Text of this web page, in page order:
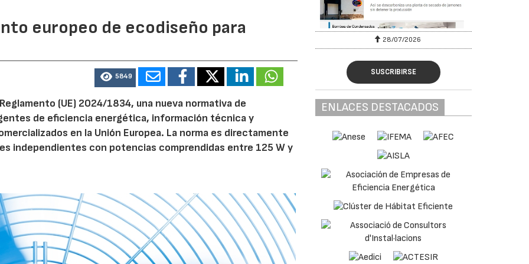
europeo de ecodiseño para
5849
(UE) 2024/1834, una nueva normativa de
de eficiencia energética, información técnica y
en la Unión Europea. La norma es directamente
independientes con potencias comprendidas entre 125 W y
28/07/2026
SUSCRIBIRSE
ENLACES DESTACADOS